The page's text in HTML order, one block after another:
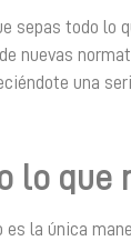
sepas todo lo
nuevas
una
lo
la única